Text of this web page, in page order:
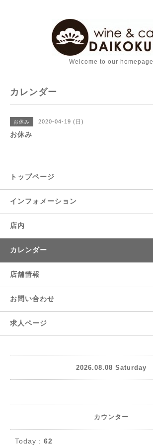
Welcome to our homepage
カレンダー
お休み 2020-04-19 (日)
お休み
トップページ
インフォメーション
店内
カレンダー
店舗情報
お問い合わせ
求人ページ
2026.08.08 Saturday
カウンター
Today : 62